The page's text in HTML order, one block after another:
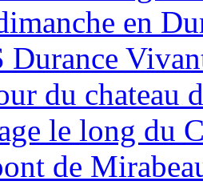
en
Durance
du chateau
le long du
de